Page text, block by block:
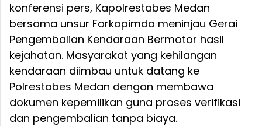
konferensi pers, Kapolrestabes Medan
bersama unsur Forkopimda meninjau Gerai
Pengembalian Kendaraan Bermotor hasil
kejahatan. Masyarakat yang kehilangan
kendaraan diimbau untuk datang ke
Polrestabes Medan dengan membawa
dokumen kepemilikan guna proses verifikasi
dan pengembalian tanpa biaya.